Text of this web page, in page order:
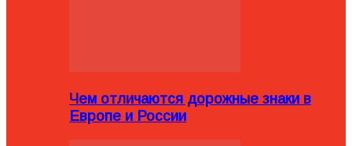
Чем отличаются дорожные знаки в
Европе и России